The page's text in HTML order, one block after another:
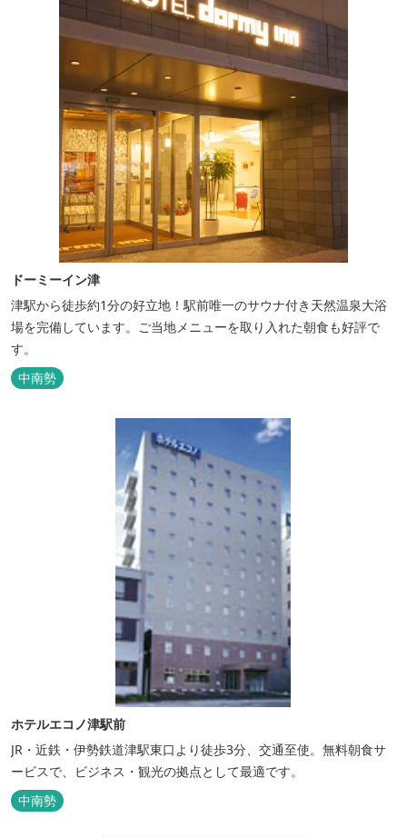
ドーミーイン津
津駅から徒歩約1分の好立地！駅前唯一のサウナ付き天然温泉大浴
場を完備しています。ご当地メニューを取り入れた朝食も好評で
す。
中南勢
ホテルエコノ津駅前
JR・近鉄・伊勢鉄道津駅東口より徒歩3分、交通至使。無料朝食サ
ービスで、ビジネス・観光の拠点として最適です。
中南勢